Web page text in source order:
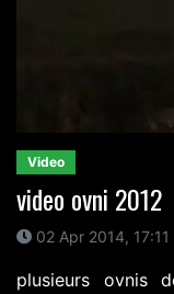
Video
video ovni 2012
02 Apr 2014,
plusieurs ovnis